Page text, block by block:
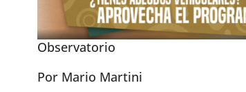
Observatorio
Por Mario Martini